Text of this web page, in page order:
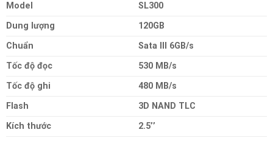
Model
SL300
Dung lượng
120GB
Chuẩn
Sata III 6GB/s
Tốc độ đọc
530 MB/s
Tốc độ ghi
480 MB/s
Flash
3D NAND TLC
Kích thước
2.5’’